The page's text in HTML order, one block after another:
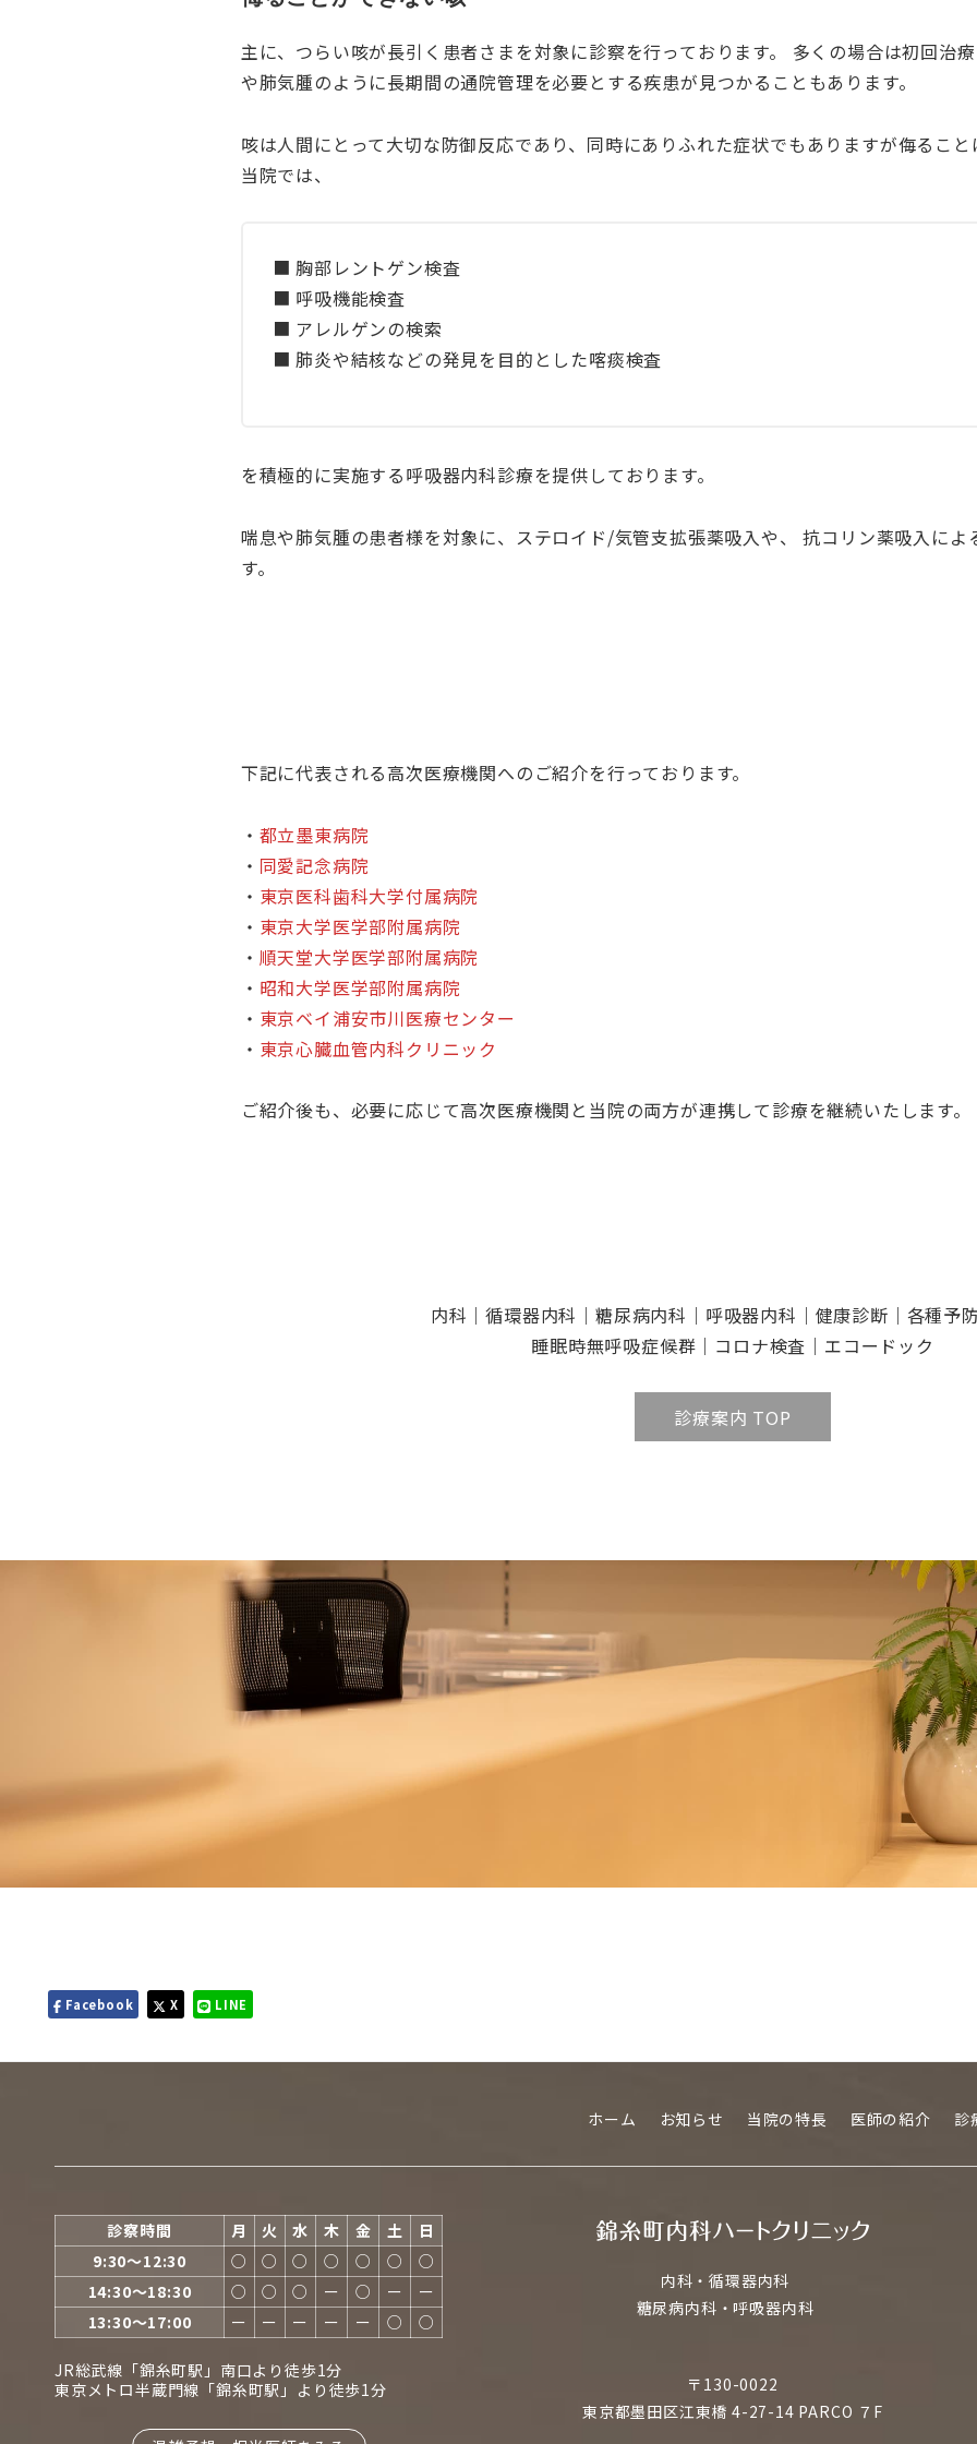
主に、つらい咳が長引く患者さまを対象に診察を行っております。 多くの場合は初回治
や肺気腫のように長期間の通院管理を必要とする疾患が見つかることもあります。
咳は人間にとって大切な防御反応であり、同時にありふれた症状でもありますが侮ること
当院では、
■ 胸部レントゲン検査
■ 呼吸機能検査
■ アレルゲンの検索
■ 肺炎や結核などの発見を目的とした喀痰検査
を積極的に実施する呼吸器内科診療を提供しております。
喘息や肺気腫の患者様を対象に、ステロイド/気管支拡張薬吸入や、 抗コリン薬吸入によ
す。
下記に代表される高次医療機関へのご紹介を行っております。
・ 都立墨東病院
・ 同愛記念病院
・ 東京医科歯科大学付属病院
・ 東京大学医学部附属病院
・ 順天堂大学医学部附属病院
・ 昭和大学医学部附属病院
・ 東京ベイ浦安市川医療センター
・ 東京心臓血管内科クリニック
ご紹介後も、必要に応じて高次医療機関と当院の両方が連携して診療を継続いたします。
内科 ｜循環器内科 ｜ 糖尿病内科 ｜ 呼吸器内科 ｜ 健康診断 ｜ 各種予
睡眠時無呼吸症候群 ｜ コロナ検査 ｜ エコードック
診療案内 TOP
Facebook X LINE
ホーム お知らせ 当院の特長 医師の紹介 診
診察時間 月 火 水 木 金 土
日
9:30〜12:30
○ ○ ○ ○ ○ ○
○
14:30〜18:30
○ ○ ○ ー ○ ー
ー
13:30〜17:00
ー ー ー ー ー ○ ○
JR総武線「錦糸町駅」南口より徒歩1分
東京メトロ半蔵門線「錦糸町駅」より徒歩1分
内科・循環器内科
糖尿病内科・呼吸器内科
〒130-0022
東京都墨田区江東橋 4-27-14 PARCO ７F